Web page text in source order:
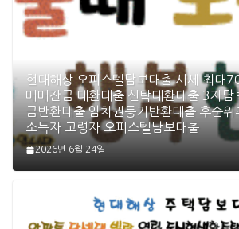
현대해상 오피스텔담보대출 시세 최대
매매잔금 대환대출 신탁대환대출 3자담
금반환대출 임차권등기반환대출 후순
소득자 고령자 오피스텔담보대출
2026년 6월 24일